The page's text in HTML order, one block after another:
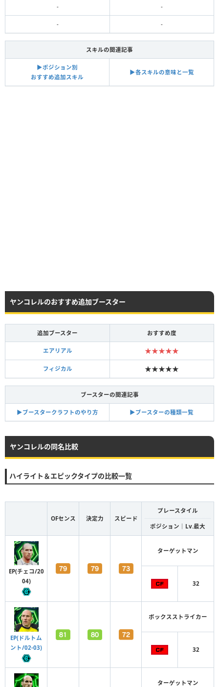
- -
- -
スキルの関連記事
▶︎ポジション別
おすすめ追加スキル
▶︎各スキルの意味と一覧
ヤンコレルのおすすめ追加ブースター
追加ブースター おすすめ度
エアリアル ★★★★★
フィジカル ★★★★★
ブースターの関連記事
▶︎ブースタークラフトのやり方 ▶︎ブースターの種類一覧
ヤンコレルの同名比較
ハイライト＆エピックタイプの比較一覧
OFセンス 決定力 スピード
プレースタイル
ポジション｜Lv.最大
EP(チェコ/20
04)
ターゲットマン
32
EP(ドルトム
ント/02-03)
ボックスストライカー
32
ターゲットマン